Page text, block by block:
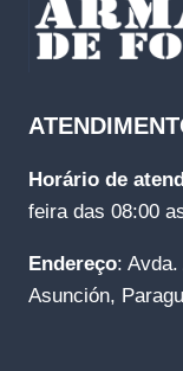
Horário de
feira das 08:00
Endereço:
Asunción,